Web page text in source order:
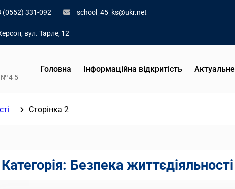
(0552) 331-092 school_45_ks@ukr.net
вул. Тарле, 12
№45
Головна Інформаційна відкритість Актуальне
Сторінка 2
Категорія: Безпека життєдіяльності